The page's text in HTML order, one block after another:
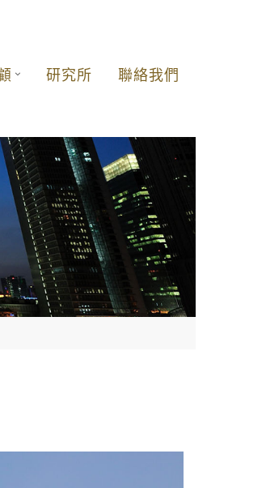
研究所 聯絡我們